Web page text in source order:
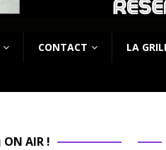
CONTACT LA
ON AIR !